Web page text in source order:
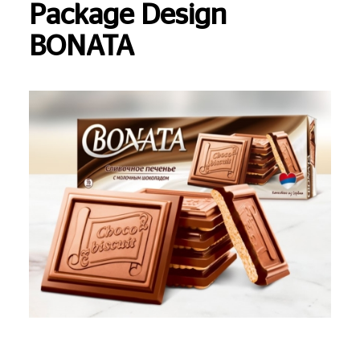
Package Design
BONATA